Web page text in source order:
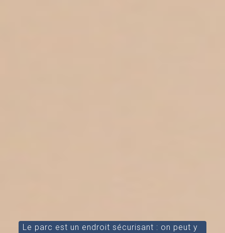
Le parc est un endroit sécurisant : on peut y